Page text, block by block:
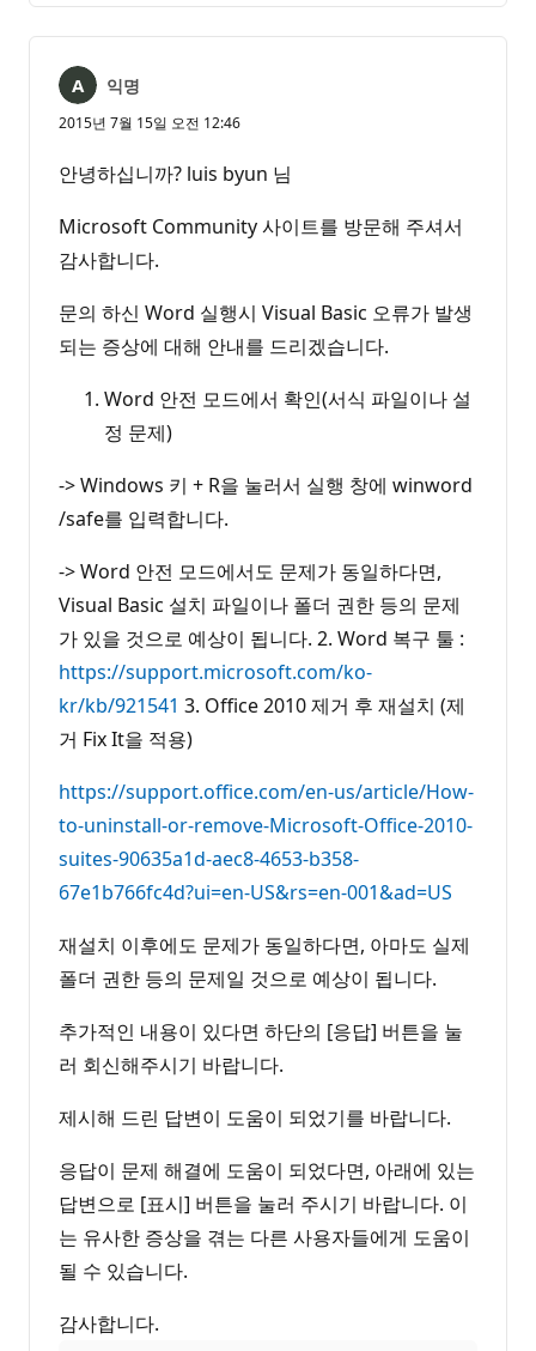
음
익명
2015년 7월 15일 오전 12:46
안녕하십니까? luis byun 님
Microsoft Community 사이트를 방문해 주셔서
감사합니다.
문의 하신 Word 실행시 Visual Basic 오류가 발생
되는 증상에 대해 안내를 드리겠습니다.
Word 안전 모드에서 확인(서식 파일이나 설
정 문제)
-> Windows 키 + R을 눌러서 실행 창에 winword
/safe를 입력합니다.
-> Word 안전 모드에서도 문제가 동일하다면,
Visual Basic 설치 파일이나 폴더 권한 등의 문제
가 있을 것으로 예상이 됩니다. 2. Word 복구 툴 :
https://support.microsoft.com/ko-
kr/kb/921541 3. Office 2010 제거 후 재설치 (제
거 Fix It을 적용)
https://support.office.com/en-us/article/How-
to-uninstall-or-remove-Microsoft-Office-2010-
suites-90635a1d-aec8-4653-b358-
67e1b766fc4d?ui=en-US&rs=en-001&ad=US
재설치 이후에도 문제가 동일하다면, 아마도 실제
폴더 권한 등의 문제일 것으로 예상이 됩니다.
추가적인 내용이 있다면 하단의 [응답] 버튼을 눌
러 회신해주시기 바랍니다.
제시해 드린 답변이 도움이 되었기를 바랍니다.
응답이 문제 해결에 도움이 되었다면, 아래에 있는
답변으로 [표시] 버튼을 눌러 주시기 바랍니다. 이
는 유사한 증상을 겪는 다른 사용자들에게 도움이
될 수 있습니다.
감사합니다.